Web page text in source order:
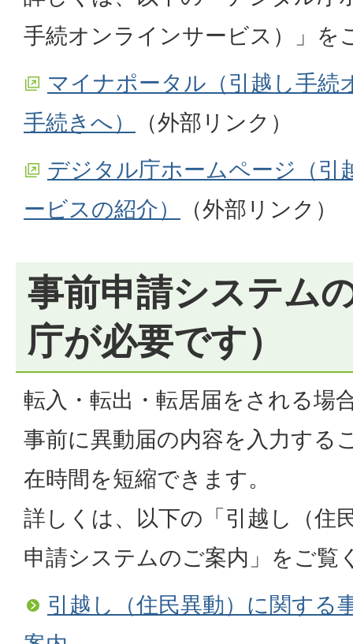
手続オンラインサービス）」を
マイナポータル（引越し手続
手続きへ）
（外部リンク）
デジタル庁ホームページ（引
ービスの紹介）
（外部リンク）
事前申請システム
庁が必要です）
転入・転出・転居届をされる場
事前に異動届の内容を入力する
在時間を短縮できます。
詳しくは、以下の「引越し（住
申請システムのご案内」をご覧
引越し（住民異動）に関する